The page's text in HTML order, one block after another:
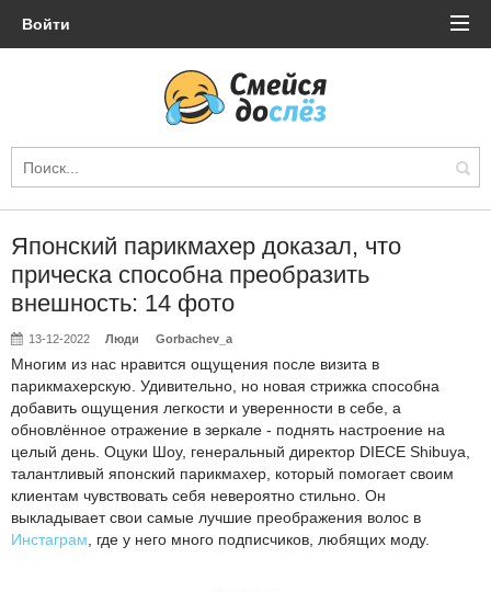
Войти
Японский парикмахер доказал, что
прическа способна преобразить
внешность: 14 фото
13-12-2022 Люди Gorbachev_a
Многим из нас нравится ощущения после визита в
парикмахерскую. Удивительно, но новая стрижка способна
добавить ощущения легкости и уверенности в себе, а
обновлённое отражение в зеркале - поднять настроение на
целый день. Оцуки Шоу, генеральный директор DIECE Shibuya,
талантливый японский парикмахер, который помогает своим
клиентам чувствовать себя невероятно стильно. Он
выкладывает свои самые лучшие преображения волос в
Инстаграм , где у него много подписчиков, любящих моду.